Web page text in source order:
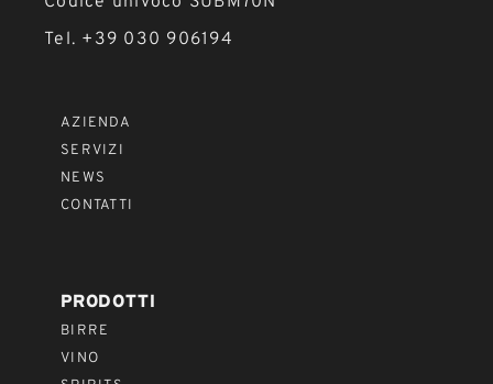
Tel. +39 030 906194
AZIENDA
SERVIZI
NEWS
CONTATTI
PRODOTTI
BIRRE
VINO